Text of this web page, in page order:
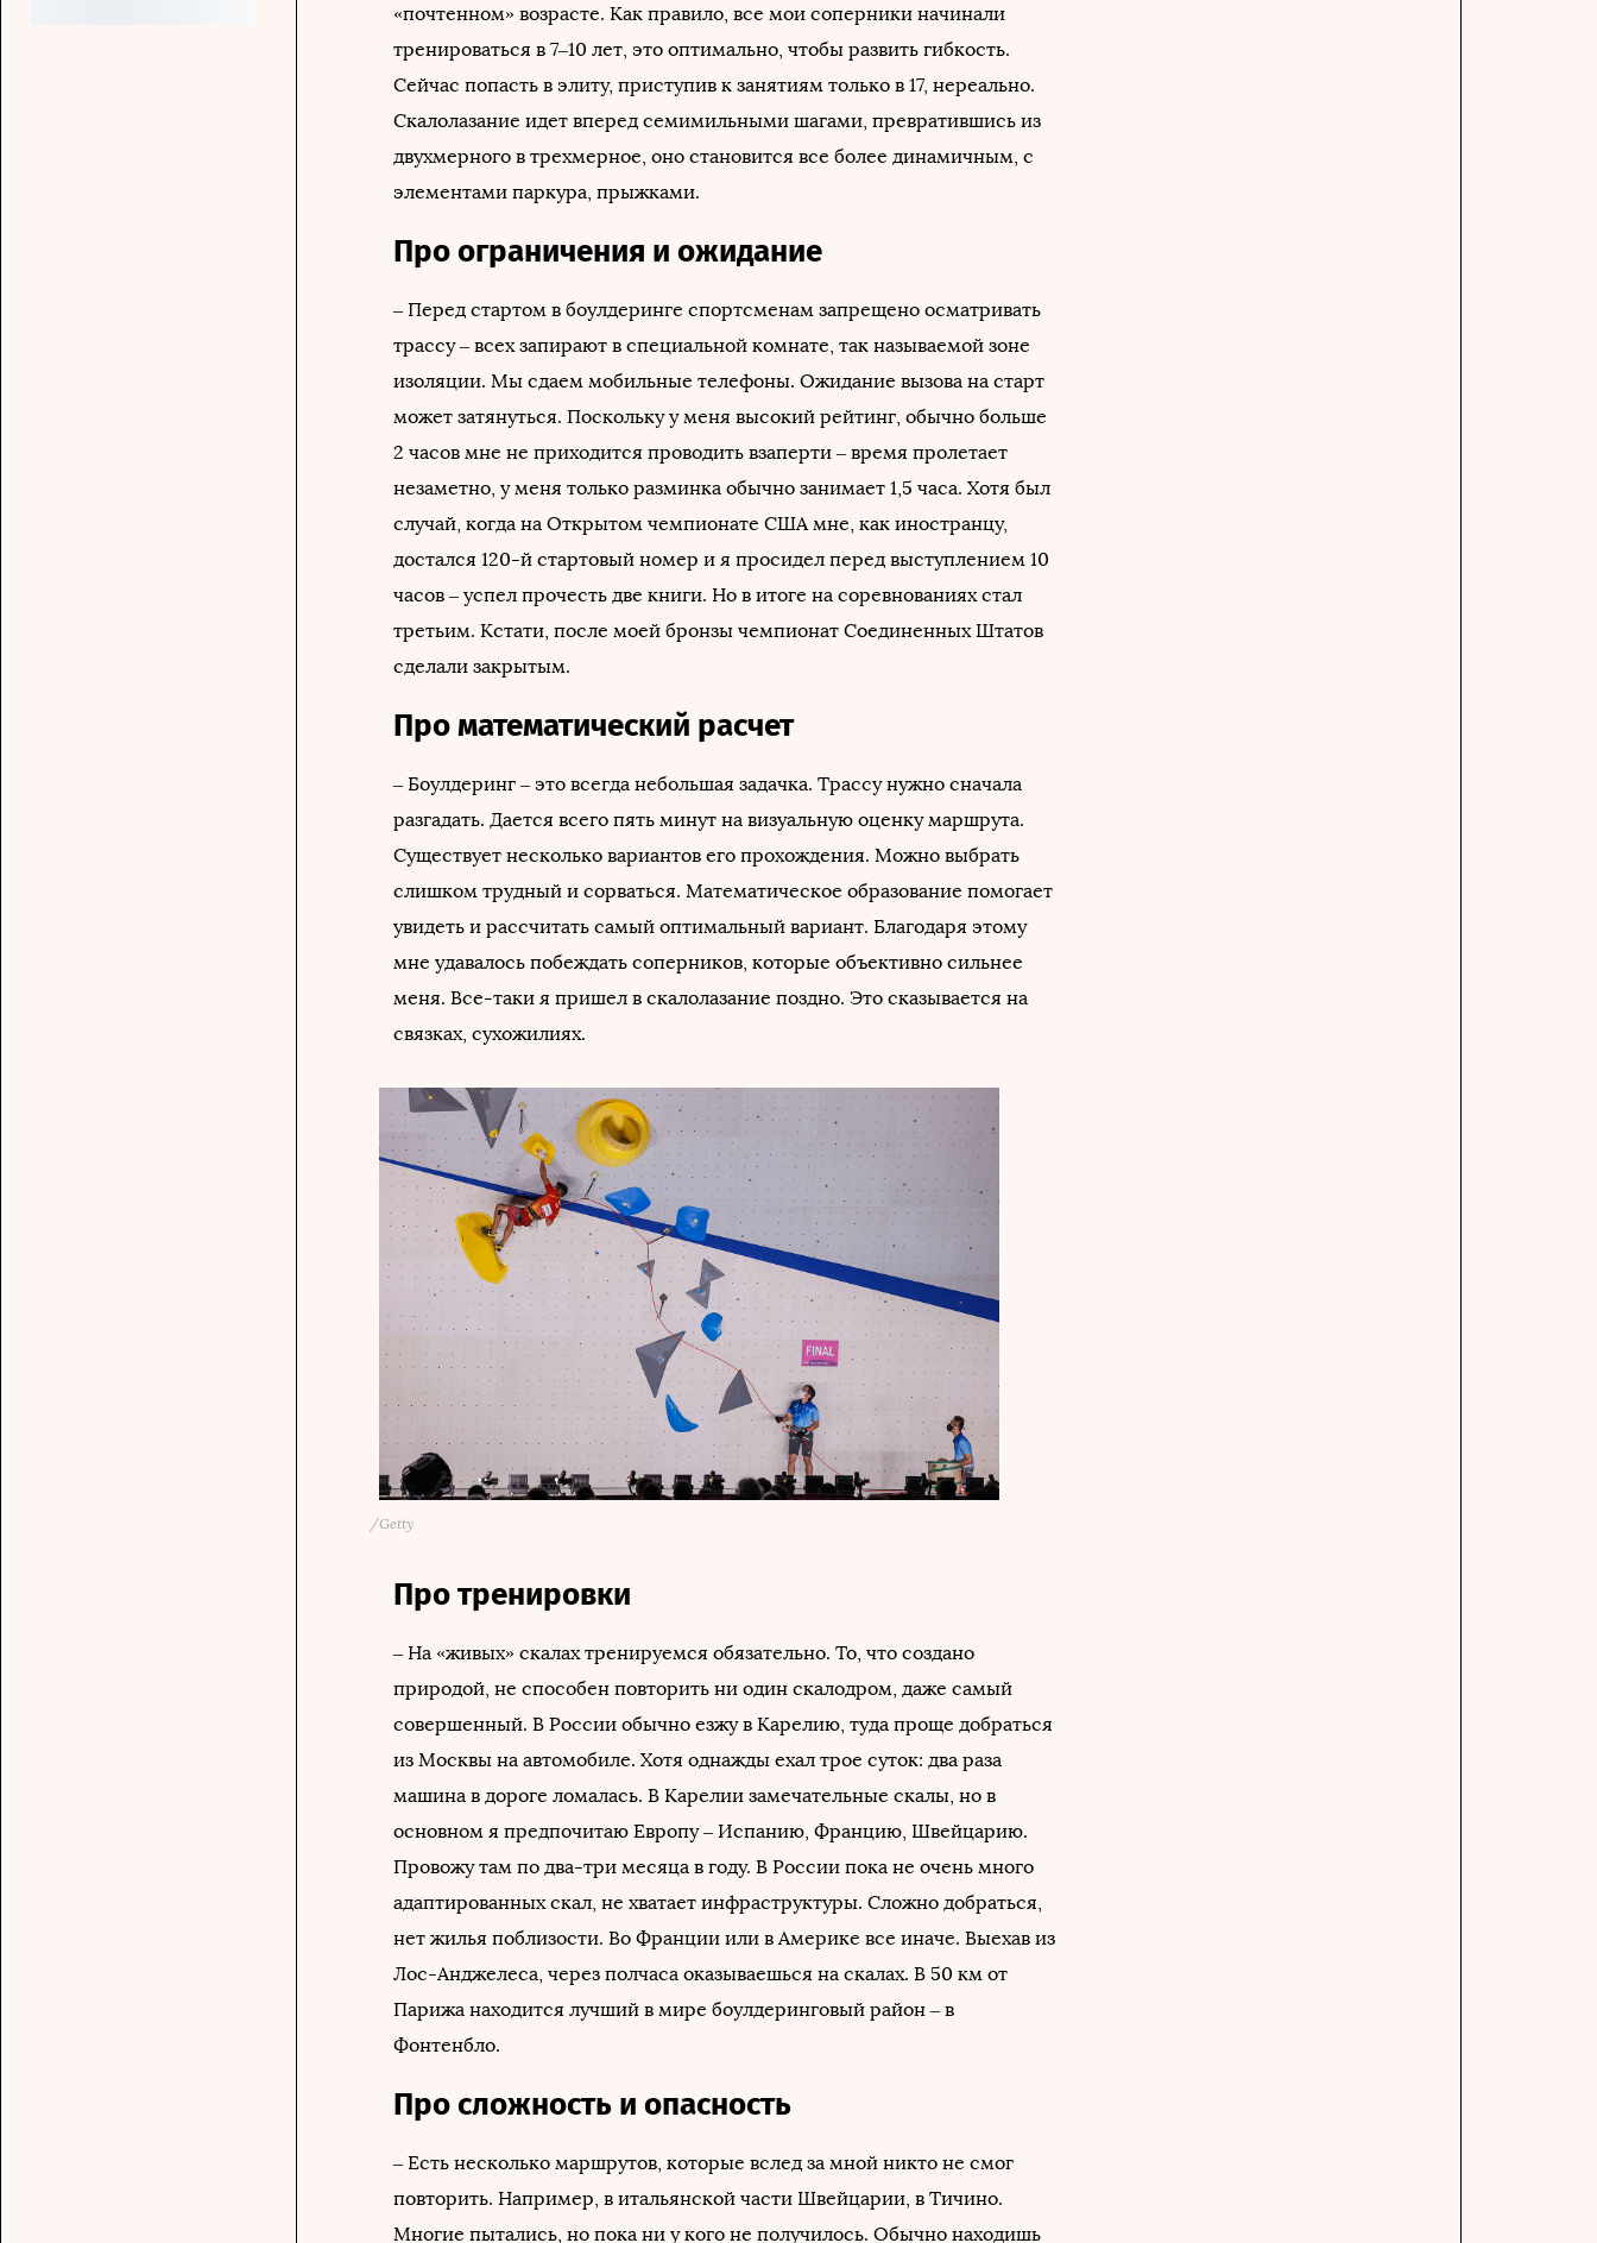
«почтенном» возрасте. Как правило, все мои соперники начинали
тренироваться в 7–10 лет, это оптимально, чтобы развить гибкость.
Сейчас попасть в элиту, приступив к занятиям только в 17, нереально.
Скалолазание идет вперед семимильными шагами, превратившись из
двухмерного в трехмерное, оно становится все более динамичным, с
элементами паркура, прыжками.
Про ограничения и ожидание
– Перед стартом в боулдеринге спортсменам запрещено осматривать
трассу – всех запирают в специальной комнате, так называемой зоне
изоляции. Мы сдаем мобильные телефоны. Ожидание вызова на старт
может затянуться. Поскольку у меня высокий рейтинг, обычно больше
2 часов мне не приходится проводить взаперти – время пролетает
незаметно, у меня только разминка обычно занимает 1,5 часа. Хотя был
случай, когда на Открытом чемпионате США мне, как иностранцу,
достался 120-й стартовый номер и я просидел перед выступлением 10
часов – успел прочесть две книги. Но в итоге на соревнованиях стал
третьим. Кстати, после моей бронзы чемпионат Соединенных Штатов
сделали закрытым.
Про математический расчет
– Боулдеринг – это всегда небольшая задачка. Трассу нужно сначала
разгадать. Дается всего пять минут на визуальную оценку маршрута.
Существует несколько вариантов его прохождения. Можно выбрать
слишком трудный и сорваться. Математическое образование помогает
увидеть и рассчитать самый оптимальный вариант. Благодаря этому
мне удавалось побеждать соперников, которые объективно сильнее
меня. Все-таки я пришел в скалолазание поздно. Это сказывается на
связках, сухожилиях.
/Getty
Про тренировки
– На «живых» скалах тренируемся обязательно. То, что создано
природой, не способен повторить ни один скалодром, даже самый
совершенный. В России обычно езжу в Карелию, туда проще добраться
из Москвы на автомобиле. Хотя однажды ехал трое суток: два раза
машина в дороге ломалась. В Карелии замечательные скалы, но в
основном я предпочитаю Европу – Испанию, Францию, Швейцарию.
Провожу там по два-три месяца в году. В России пока не очень много
адаптированных скал, не хватает инфраструктуры. Сложно добраться,
нет жилья поблизости. Во Франции или в Америке все иначе. Выехав из
Лос-Анджелеса, через полчаса оказываешься на скалах. В 50 км от
Парижа находится лучший в мире боулдеринговый район – в
Фонтенбло.
Про сложность и опасность
– Есть несколько маршрутов, которые вслед за мной никто не смог
повторить. Например, в итальянской части Швейцарии, в Тичино.
Многие пытались, но пока ни у кого не получилось. Обычно находишь